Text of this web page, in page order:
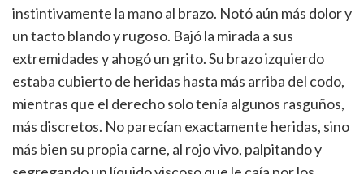
instintivamente la mano al brazo. Notó aún más dolor y
un tacto blando y rugoso. Bajó la mirada a sus
extremidades y ahogó un grito. Su brazo izquierdo
estaba cubierto de heridas hasta más arriba del codo,
mientras que el derecho solo tenía algunos rasguños,
más discretos. No parecían exactamente heridas, sino
más bien su propia carne, al rojo vivo, palpitando y